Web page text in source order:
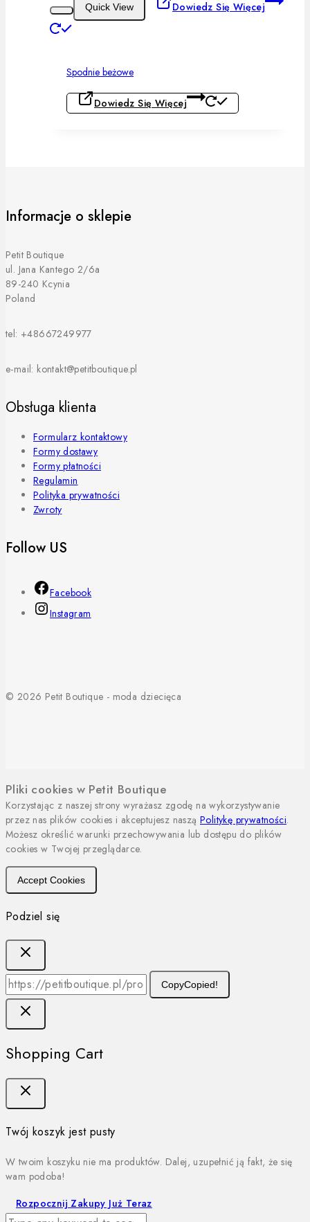
Quick View Dowiedz Się Więcej
Spodnie beżowe
Dowiedz Się Więcej
Informacje o sklepie
Petit Boutique
ul. Jana Kantego 2/6a
89-240 Kcynia
Poland
tel: +48667249977
e-mail: kontakt@petitboutique.pl
Obsługa klienta
Formularz kontaktowy
Formy dostawy
Formy płatności
Regulamin
Polityka prywatności
Zwroty
Follow US
Facebook
Instagram
© 2026 Petit Boutique - moda dziecięca
Pliki cookies w Petit Boutique
Korzystając z naszej strony wyrażasz zgodę na wykorzystywanie
przez nas plików cookies i akceptujesz naszą Politykę prywatności.
Możesz określić warunki przechowywania lub dostępu do plików
cookies w Twojej przeglądarce.
Accept Cookies
Podziel się
CopyCopied!
Shopping Cart
Twój koszyk jest pusty
W twoim koszyku nie ma produktów. Dalej, uzupełnić ją fakt, że się
wam podoba!
Rozpocznij Zakupy Już Teraz